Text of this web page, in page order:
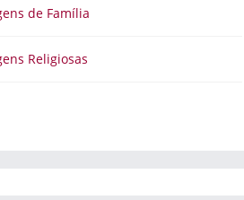
de Família
Religiosas